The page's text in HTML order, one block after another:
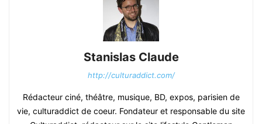
Stanislas Claude
http://culturaddict.com/
Rédacteur ciné, théâtre, musique, BD, expos, parisien de
vie, culturaddict de coeur. Fondateur et responsable du site